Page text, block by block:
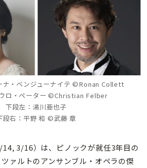
ナ・ベンジューナイテ ©Ronan Collett
ロ・ペーター ©Christian Felber
下段左：湯川亜也子
段右：平野 和 ©武藤 章
3/16）は、ピノックが就任3年目の
ァルトのアンサンブル・オペラの傑